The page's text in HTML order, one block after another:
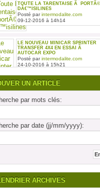
TOUTE LA TARENTAISE Ã
DÂ€™ISILINES
Posté parintermodalite.com
09-12-2016 à 14h14
LE NOUVEAU MINICAR SPRINTER
TRANSFER 4X4 EN ESSAI Ã
AUTOCAR EXPO
Posté parintermodalite.com
24-10-2016 à 15h21
REMISE DES SIX PREMIERS
MERCEDES-BENZ ASSEMBLÃ©S
LE SITE DAIMLER BUSES DE
28-09-2016 à 17h19
UN ARTICLE
par mots clés:
par date (jj/mm/yyyy):
ARCHIVES